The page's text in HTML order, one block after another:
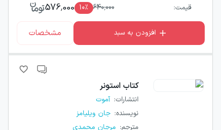
قیمت: 640,000
10٪ 576,000
افزودن به سبد مشخصات
کتاب استونر
انتشارات: آموت
نویسنده: جان ویلیامز
مترجم: مرجان محمدی